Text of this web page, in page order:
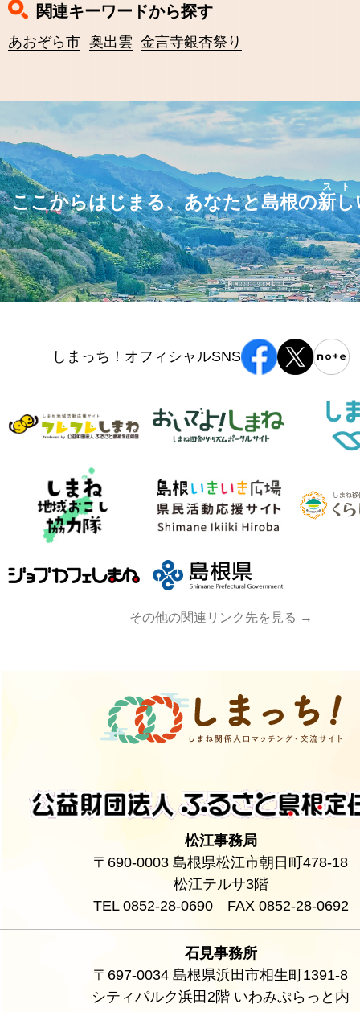
関連キーワードから探す
あおぞら市 奥出雲 金言寺銀杏祭り
ここからはじまる、あなたと島根の新し
スト
しまっち！オフィシャルSNS
その他の関連リンク先を見る →
松江事務局
〒690-0003 島根県松江市朝日町478-18
松江テルサ3階
TEL 0852-28-0690 FAX 0852-28-0692
石見事務所
〒697-0034 島根県浜田市相生町1391-8
シティパルク浜田2階 いわみぷらっと内